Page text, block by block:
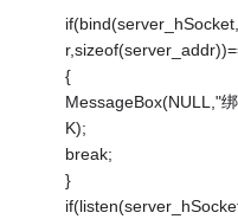
{
MessageBox(NULL,"
K);
break;
}